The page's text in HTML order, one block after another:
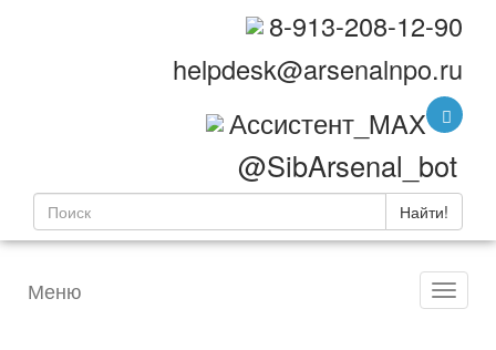
8-913-208-12-90
helpdesk@arsenalnpo.ru
Ассистент_MAX
@SibArsenal_bot
Найти!
Меню